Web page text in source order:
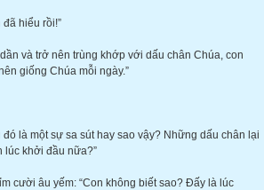
hiểu rồi!”
và trở nên trùng khớp với dấu chân Chúa, con
giống Chúa mỗi ngày.”
là một sự sa sút hay sao vậy? Những dấu chân lại
lúc khởi đầu nữa?”
cười âu yếm: “Con không biết sao? Đấy là lúc